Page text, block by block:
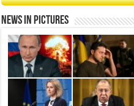
News in Pictures